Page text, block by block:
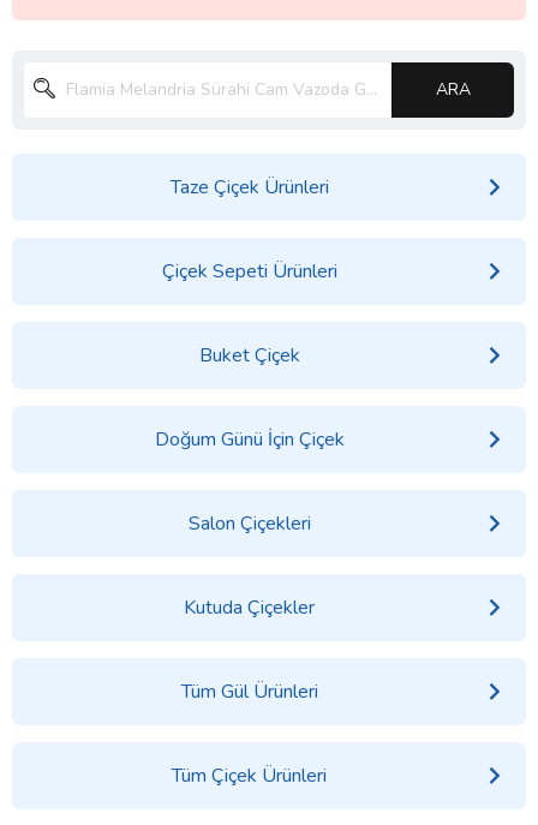
ARA
Taze Çiçek Ürünleri
Çiçek Sepeti Ürünleri
Buket Çiçek
Doğum Günü İçin Çiçek
Salon Çiçekleri
Kutuda Çiçekler
Tüm Gül Ürünleri
Tüm Çiçek Ürünleri